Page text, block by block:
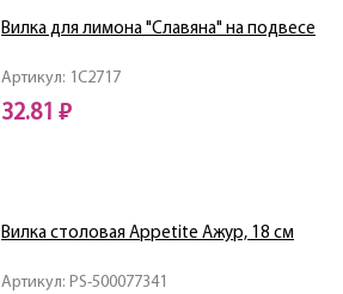
Артикул: 1C2717
Вилка для лимона "Славяна" на подвесе
32.81 ₽
Артикул: PS-500077341
Вилка столовая Appetite Ажур, 18 см